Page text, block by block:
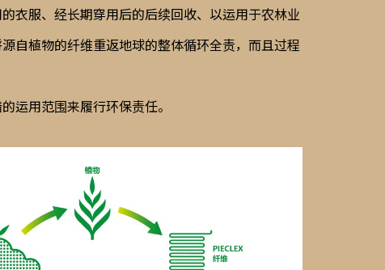
衣服、经长期穿用后的后续回收、以运用于农林业
自植物的纤维重返地球的整体循环全责，而且过程
运用范围来履行环保责任。